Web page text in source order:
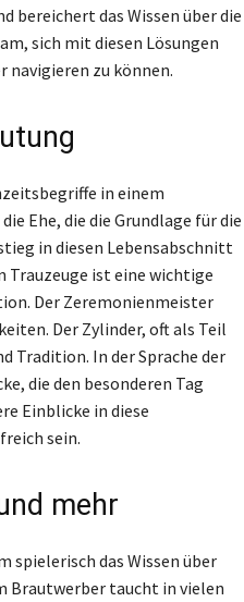
bereichert das Wissen über die
sich mit diesen Lösungen
navigieren zu können.
in einem
Ehe, die die Grundlage für die
in diesen Lebensabschnitt
Trauzeuge ist eine wichtige
Der Zeremonienmeister
Der Zylinder, oft als Teil
Tradition. In der Sprache der
die den besonderen Tag
Einblicke in diese
sein.
mehr
das Wissen über
Brautwerber taucht in vielen